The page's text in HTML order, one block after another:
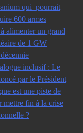
qui pourrait
600 armes
alimenter un grand
de 1 GW
inclusif : Le
par le Président
est une piste de
mettre fin à la crise
?